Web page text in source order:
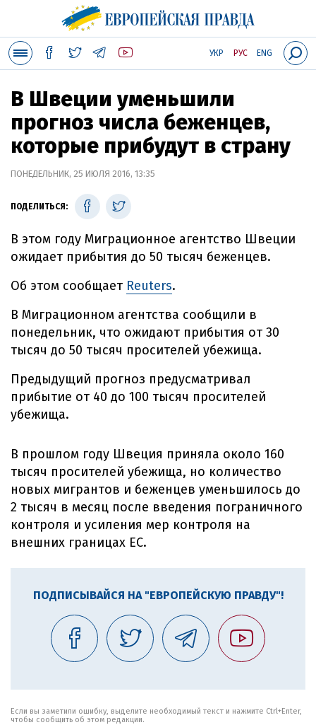
УКР РУС ENG
В Швеции уменьшили
прогноз числа беженцев,
которые прибудут в страну
ПОНЕДЕЛЬНИК, 25 ИЮЛЯ 2016, 13:35
ПОДЕЛИТЬСЯ:
В этом году Миграционное агентство Швеции
ожидает прибытия до 50 тысяч беженцев.
Об этом сообщает Reuters.
В Миграционном агентства сообщили в
понедельник, что ожидают прибытия от 30
тысяч до 50 тысяч просителей убежища.
Предыдущий прогноз предусматривал
прибытие от 40 до 100 тысяч просителей
убежища.
В прошлом году Швеция приняла около 160
тысяч просителей убежища, но количество
новых мигрантов и беженцев уменьшилось до
2 тысяч в месяц после введения пограничного
контроля и усиления мер контроля на
внешних границах ЕС.
ПОДПИСЫВАЙСЯ НА "ЕВРОПЕЙСКУЮ ПРАВДУ"!
Если вы заметили ошибку, выделите необходимый текст и нажмите Ctrl+Enter,
чтобы сообщить об этом редакции.